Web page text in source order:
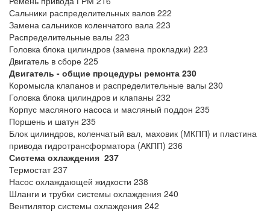
Сальники распределительных валов 222
Замена сальников коленчатого вала 223
Распределительные валы 223
Головка блока цилиндров (замена прокладки) 223
Двигатель в сборе 225
Двигатель - общие процедуры ремонта 230
Коромысла клапанов и распределительные валы 230
Головка блока цилиндров и клапаны 232
Корпус масляного насоса и масляный поддон 235
Поршень и шатун 235
Блок цилиндров, коленчатый вал, маховик (МКПП) и пластина
привода гидротрансформатора (АКПП) 236
Система охлаждения 237
Термостат 237
Насос охлаждающей жидкости 238
Шланги и трубки системы охлаждения 240
Вентилятор системы охлаждения 242